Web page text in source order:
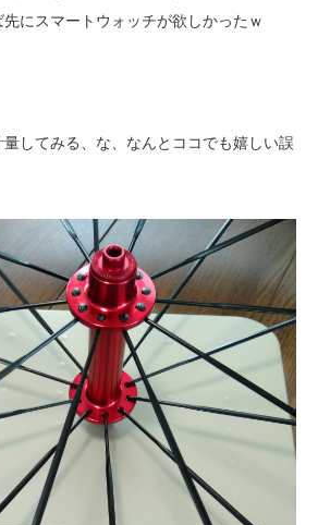
にスマートウォッチが欲しかったｗ
してみる、な、なんとココでも嬉しい誤